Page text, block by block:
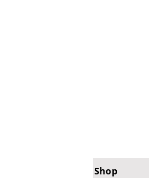
Shop